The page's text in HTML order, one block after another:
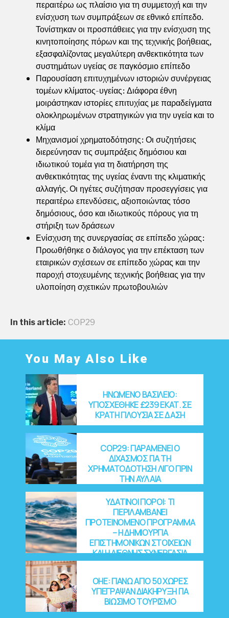
Ν
By
admin
Publish
ed
περαιτέρω ως πλαίσιο για τη συμμετοχή και την
ενίσχυση των συμπράξεων σε εθνικό επίπεδο.
Τονίστηκαν οι προσπάθειες για την ενίσχυση της
κινητοποίησης πόρων και της τεχνικής βοήθειας,
εξασφαλίζοντας μεγαλύτερη ανθεκτικότητα των
συστημάτων υγείας σε παγκόσμιο επίπεδο
Παρουσίαση επιτυχημένων ιστοριών συνέργειας
τομέων κλίματος-υγείας: Διάφορα έθνη
μοιράστηκαν ιστορίες επιτυχίας με παραδείγματα
ολοκληρωμένων στρατηγικών για την υγεία και το
κλίμα
Μηχανισμοί χρηματοδότησης: Οι συζητήσεις
διερεύνησαν τις συμπράξεις δημόσιου και
ιδιωτικού τομέα για τη διατήρηση της
ανθεκτικότητας της υγείας έναντι της κλιματικής
αλλαγής. Οι ηγέτες συζήτησαν προσεγγίσεις για
περαιτέρω επενδύσεις, αξιοποιώντας τόσο
δημόσιους, όσο και ιδιωτικούς πόρους για τη
στήριξη των δράσεων
Ενίσχυση της συνεργασίας σε επίπεδο χώρας:
Προωθήθηκε ο διάλογος για την επέκταση των
εταιρικών σχέσεων σε επίπεδο χώρας και την
παροχή στοχευμένης τεχνικής βοήθειας για την
υλοποίηση σχετικών πρωτοβουλιών
In this article: COP29
You May Also Like
ΗΝΩΜΕΝΟ ΒΑΣΙΛΕΙΟ:
ΥΠΟΣΧΕΘΗΚΕ £239 ΕΚΑΤ. ΣΕ
ΚΡΑΤΗ ΠΛΟΥΣΙΑ ΣΕ ΔΑΣΗ
COP29: ΠΑΡΑΜΕΝΕΙ Ο
ΔΙΧΑΣΜΟΣ ΓΙΑ ΤΗ
ΧΡΗΜΑΤΟΔΟΤΗΣΗ ΛΙΓΟ ΠΡΙΝ
ΤΗΝ ΑΥΛΑΙΑ
ΥΔΑΤΙΝΟΙ ΠΟΡΟΙ: ΤΙ
ΠΕΡΙΛΑΜΒΑΝΕΙ
ΠΡΟΤΕΙΝΟΜΕΝΟ ΠΡΟΓΡΑΜΜΑ
– Η ΔΗΜΙΟΥΡΓΙΑ
ΕΠΙΣΤΗΜΟΝΙΚΩΝ ΣΤΟΙΧΕΙΩΝ
ΚΑΙ Η ΔΙΕΘΝΗΣ ΣΥΝΕΡΓΑΣΙΑ
OHE: ΠΑΝΩ ΑΠΟ 50 ΧΩΡΕΣ
ΥΠΕΓΡΑΨΑΝ ΔΙΑΚΗΡΥΞΗ ΓΙΑ
ΒΙΩΣΙΜΟ ΤΟΥΡΙΣΜΟ